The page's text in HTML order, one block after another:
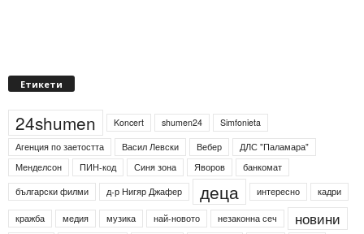
Етикети
24shumen Koncert shumen24
Simfonieta
Агенция по заетостта
Васил Левски Вебер
ДЛС "Паламара"
Менделсон
ПИН-код Синя зона Яворов
банкомат
български филми
д-р Нигяр Джафер деца интересно кадри
кражба медия музика най-новото незаконна сеч новини